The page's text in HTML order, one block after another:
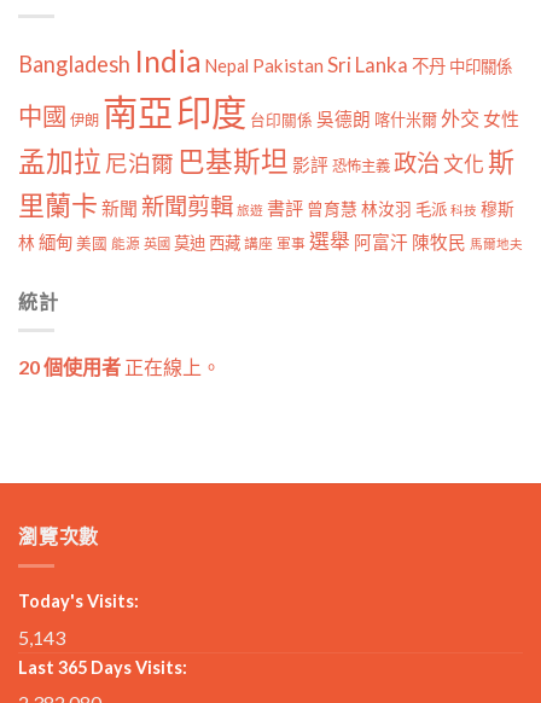
Bangladesh India Nepal Pakistan Sri Lanka 不丹 中印關係
中國 伊朗 南亞印度 台印關係 吳德朗 喀什米爾外交 女性
孟加拉 尼泊爾 巴基斯坦 影評 恐怖主義 政治文化斯
里蘭卡 新聞 新聞剪輯 旅遊 書評 曾育慧 林汝羽 毛派 科技 穆斯
林 緬甸 美國 能源 英國 莫迪 西藏 講座 軍事 選舉 阿富汗 陳牧民 馬爾地夫
統計
20 個使用者 正在線上。
瀏覽次數
Today's Visits:
5,143
Last 365 Days Visits: